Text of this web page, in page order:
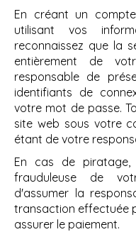
En créant un
utilisant vos
reconnaissez que la
entièrement de
responsable de
identifiants de
votre mot de passe.
site web sous votre
étant de votre
En cas de piratage,
frauduleuse de
d'assumer la
transaction effectuée
assurer le paiement.